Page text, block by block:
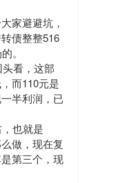
家避避坑，
债整整516
。
看，这部
而110元是
半利润，已
也就是
做，现在复
第三个，现